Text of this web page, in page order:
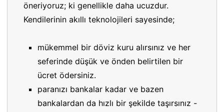
öneriyoruz; ki genellikle daha ucuzdur.
Kendilerinin akıllı teknolojileri sayesinde;
mükemmel bir döviz kuru alırsınız ve her
seferinde düşük ve önden belirtilen bir
ücret ödersiniz.
paranızı bankalar kadar ve bazen
bankalardan da hızlı bir şekilde taşırsınız -